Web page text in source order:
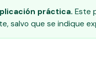
práctica. Este
salvo que se indique